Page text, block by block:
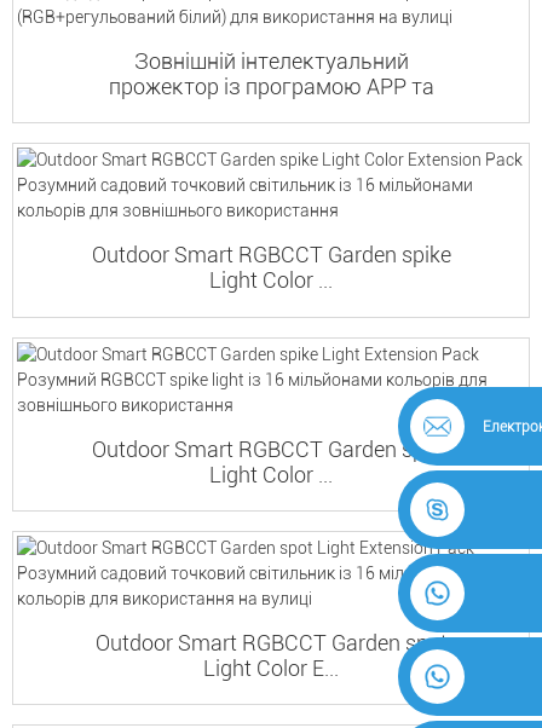
Зовнішній інтелектуальний
прожектор із програмою APP та
Outdoor Smart RGBCCT Garden spike
Light Color ...
Outdoor Smart RGBCCT Garden spike
Light Color ...
Outdoor Smart RGBCCT Garden spot
Light Color E...